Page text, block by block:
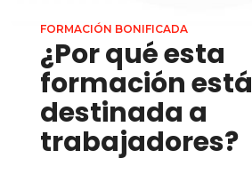
FORMACIÓN BONIFICADA
¿Por qué esta
formación está
destinada a
trabajadores?